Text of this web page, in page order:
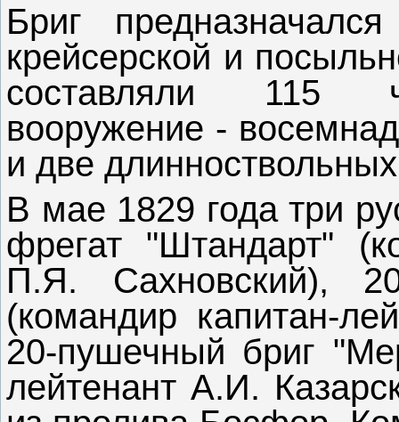
Бриг
крейсерской и
составляли 115
вооружение -
и две
В мае 1829 года три
фрегат "Штандарт"
П.Я. Сахновский),
(командир капитан-
20-пушечный бриг
лейтенант А.И.